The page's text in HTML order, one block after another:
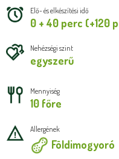
Elő- és elkészítési idő
0 + 40 perc (+120
Nehézségi szint
egyszerű
Mennyiség
10 főre
Allergének
Földimogyoró